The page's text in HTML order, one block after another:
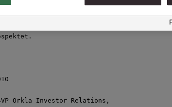
opprettholde sin eierandel i REC
Orkla Investor Relations,